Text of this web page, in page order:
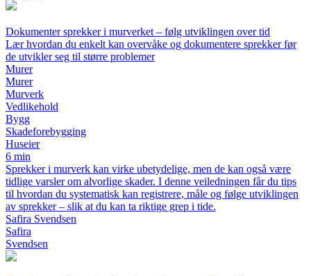
Dokumenter sprekker i murverket – følg utviklingen over tid
Lær hvordan du enkelt kan overvåke og dokumentere sprekker før
de utvikler seg til større problemer
Murer
Murer
Murverk
Vedlikehold
Bygg
Skadeforebygging
Huseier
6 min
Sprekker i murverk kan virke ubetydelige, men de kan også være
tidlige varsler om alvorlige skader. I denne veiledningen får du tips
til hvordan du systematisk kan registrere, måle og følge utviklingen
av sprekker – slik at du kan ta riktige grep i tide.
Safira Svendsen
Safira
Svendsen